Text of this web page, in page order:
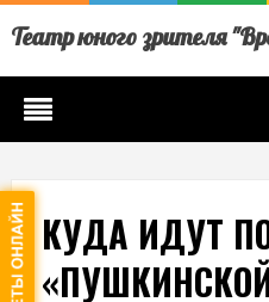
Театр юного зрителя
КУДА ИДУТ